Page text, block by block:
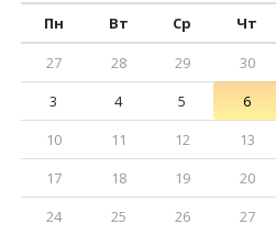
Пн
Вт Ср Чт
27
28 29 30
3
4 5 6
10
11 12 13
17
18 19 20
24
25 26 27